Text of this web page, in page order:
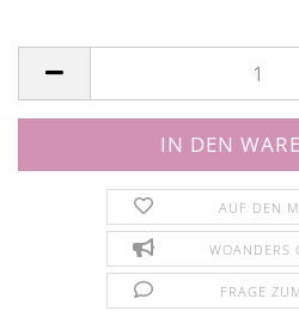
AUF DEN
WOANDERS
FRAGE